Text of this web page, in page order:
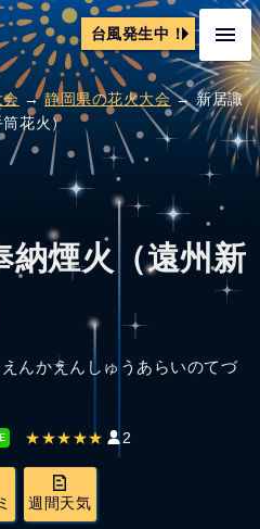
台風発生中！
→静岡県の花火大会→ 新居諏
花火）
納煙火（遠州新
んかえんしゅうあらいのてづ
★★★★★ 2
週間天気